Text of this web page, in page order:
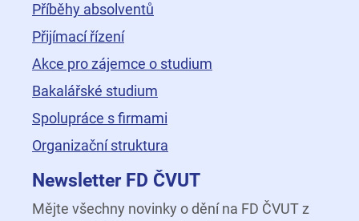
Příběhy absolventů
Přijímací řízení
Akce pro zájemce o studium
Bakalářské studium
Spolupráce s firmami
Organizační struktura
Newsletter FD ČVUT
Mějte všechny novinky o dění na FD ČVUT z